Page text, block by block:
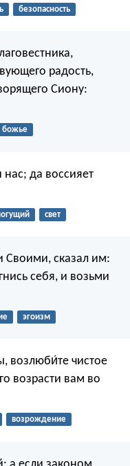
безопасность
радость,
Сиону:
божье
нас; да воссияет
свет
Своими, сказал им:
себя, и возьми
эгоизм
возлюби́те чистое
возрасти вам во
возрождение